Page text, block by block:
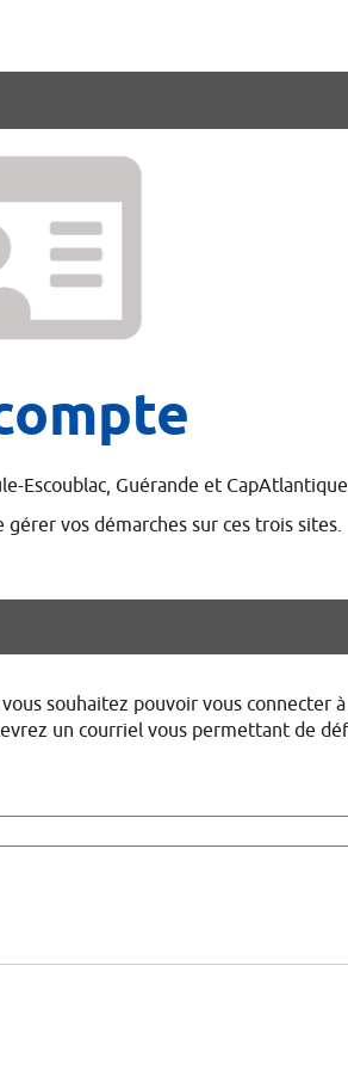
Escoublac, Guérande et
vos démarches sur ces trois sites.
souhaitez pouvoir vous connecter
un courriel vous permettant de